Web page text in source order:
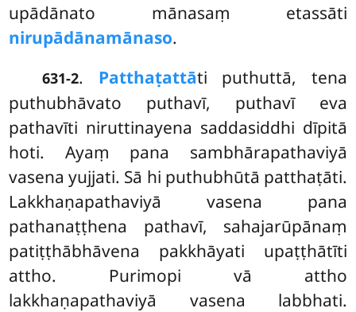
upādānato mānasaṃ etassāti
nirupādānamānaso.
631-2. Patthaṭattāti puthuttā, tena
puthubhāvato puthavī, puthavī eva
pathavīti niruttinayena saddasiddhi dīpitā
hoti. Ayaṃ pana sambhārapathaviyā
vasena yujjati. Sā hi puthubhūtā patthaṭāti.
Lakkhaṇapathaviyā vasena pana
pathanaṭṭhena pathavī, sahajarūpānaṃ
patiṭṭhābhāvena pakkhāyati upaṭṭhātīti
attho. Purimopi vā attho
lakkhaṇapathaviyā vasena labbhati.